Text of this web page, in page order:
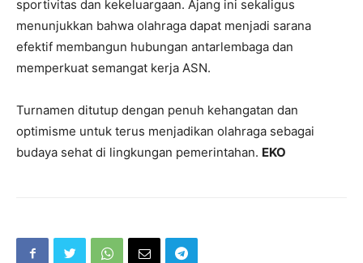
sportivitas dan kekeluargaan. Ajang ini sekaligus
menunjukkan bahwa olahraga dapat menjadi sarana
efektif membangun hubungan antarlembaga dan
memperkuat semangat kerja ASN.
Turnamen ditutup dengan penuh kehangatan dan
optimisme untuk terus menjadikan olahraga sebagai
budaya sehat di lingkungan pemerintahan. EKO